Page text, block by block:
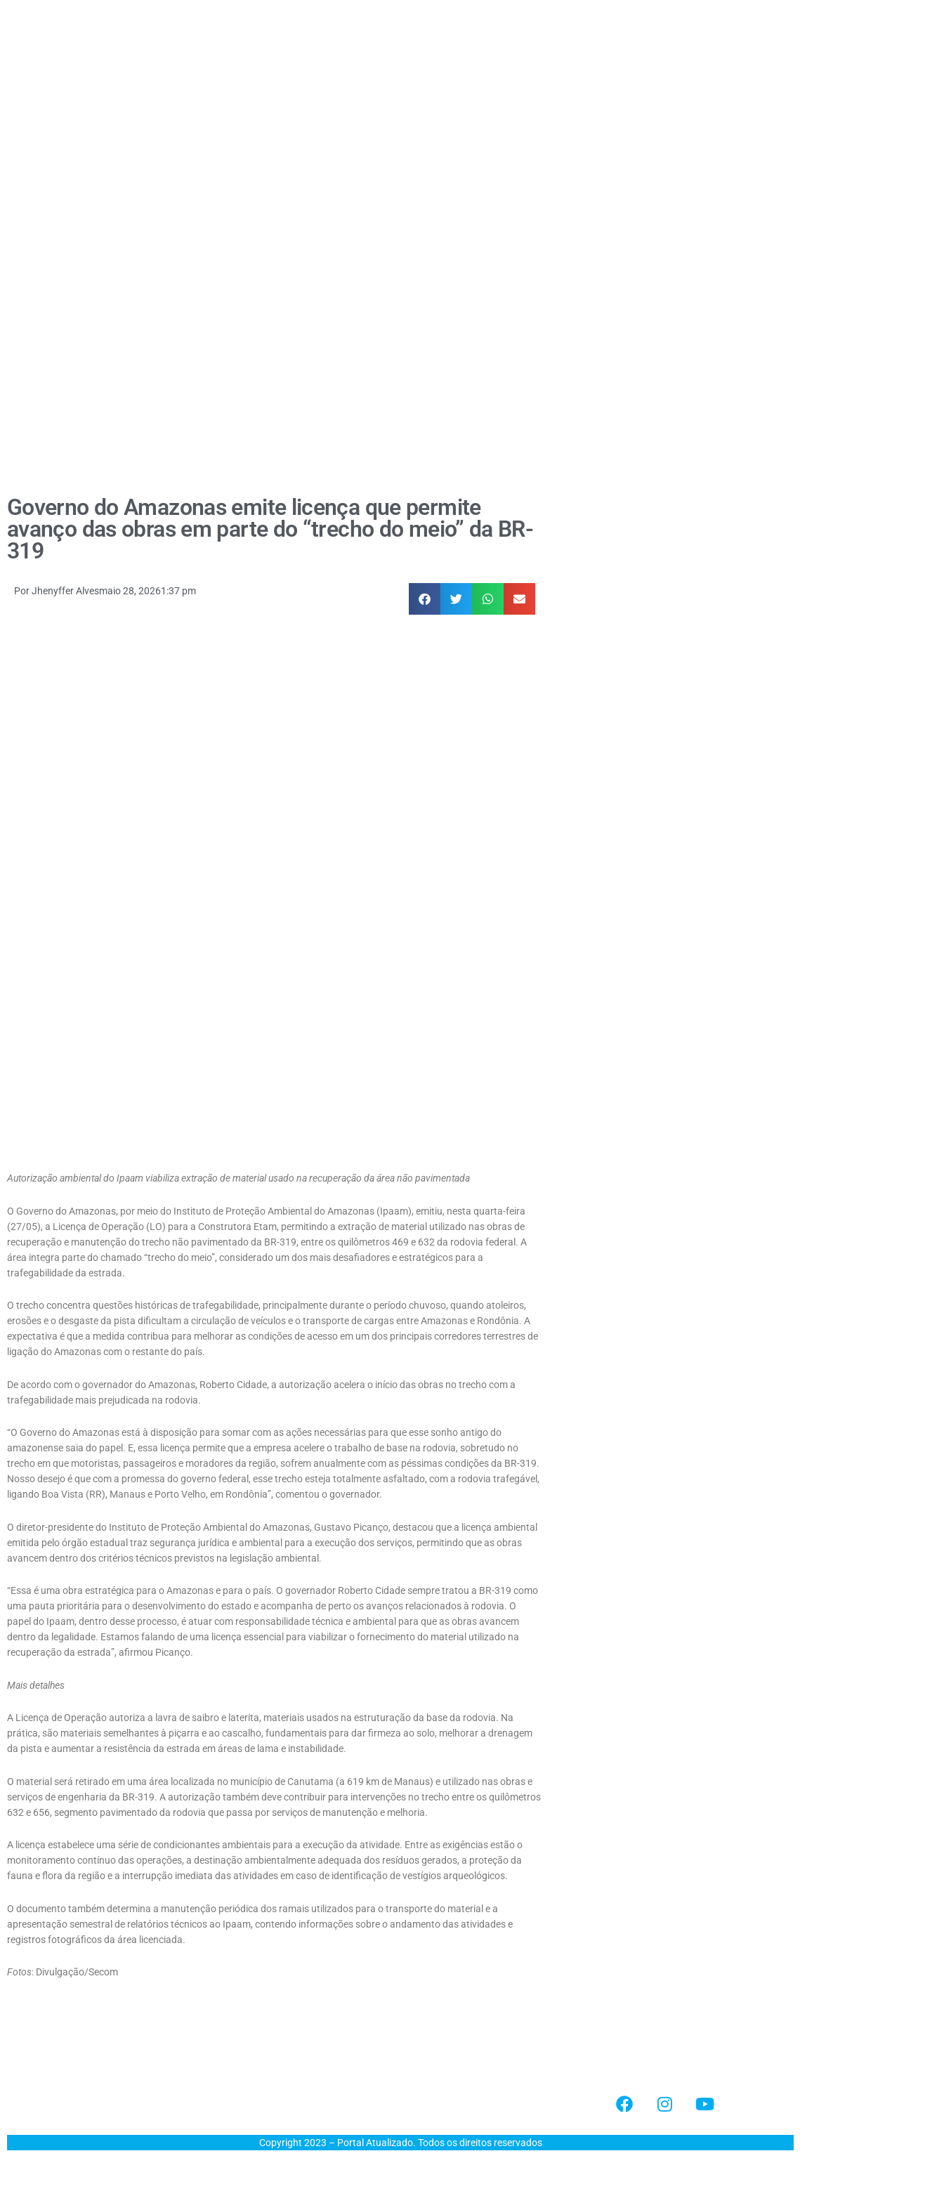
Governo do Amazonas emite licença que permite
avanço das obras em parte do “trecho do meio” da BR-
319
PorJhenyffer Alvesmaio 28, 20261:37 pm
Autorização ambiental do Ipaam viabiliza extração de material usado na recuperação da área não pavimentada
O Governo do Amazonas, por meio do Instituto de Proteção Ambiental do Amazonas (Ipaam), emitiu, nesta quarta-feira
(27/05), a Licença de Operação (LO) para a Construtora Etam, permitindo a extração de material utilizado nas obras de
recuperação e manutenção do trecho não pavimentado da BR-319, entre os quilômetros 469 e 632 da rodovia federal. A
área integra parte do chamado “trecho do meio”, considerado um dos mais desafiadores e estratégicos para a
trafegabilidade da estrada.
O trecho concentra questões históricas de trafegabilidade, principalmente durante o período chuvoso, quando atoleiros,
erosões e o desgaste da pista dificultam a circulação de veículos e o transporte de cargas entre Amazonas e Rondônia. A
expectativa é que a medida contribua para melhorar as condições de acesso em um dos principais corredores terrestres de
ligação do Amazonas com o restante do país.
De acordo com o governador do Amazonas, Roberto Cidade, a autorização acelera o início das obras no trecho com a
trafegabilidade mais prejudicada na rodovia.
“O Governo do Amazonas está à disposição para somar com as ações necessárias para que esse sonho antigo do
amazonense saia do papel. E, essa licença permite que a empresa acelere o trabalho de base na rodovia, sobretudo no
trecho em que motoristas, passageiros e moradores da região, sofrem anualmente com as péssimas condições da BR-319.
Nosso desejo é que com a promessa do governo federal, esse trecho esteja totalmente asfaltado, com a rodovia trafegável,
ligando Boa Vista (RR), Manaus e Porto Velho, em Rondônia”, comentou o governador.
O diretor-presidente do Instituto de Proteção Ambiental do Amazonas, Gustavo Picanço, destacou que a licença ambiental
emitida pelo órgão estadual traz segurança jurídica e ambiental para a execução dos serviços, permitindo que as obras
avancem dentro dos critérios técnicos previstos na legislação ambiental.
“Essa é uma obra estratégica para o Amazonas e para o país. O governador Roberto Cidade sempre tratou a BR-319 como
uma pauta prioritária para o desenvolvimento do estado e acompanha de perto os avanços relacionados à rodovia. O
papel do Ipaam, dentro desse processo, é atuar com responsabilidade técnica e ambiental para que as obras avancem
dentro da legalidade. Estamos falando de uma licença essencial para viabilizar o fornecimento do material utilizado na
recuperação da estrada”, afirmou Picanço.
Mais detalhes
A Licença de Operação autoriza a lavra de saibro e laterita, materiais usados na estruturação da base da rodovia. Na
prática, são materiais semelhantes à piçarra e ao cascalho, fundamentais para dar firmeza ao solo, melhorar a drenagem
da pista e aumentar a resistência da estrada em áreas de lama e instabilidade.
O material será retirado em uma área localizada no município de Canutama (a 619 km de Manaus) e utilizado nas obras e
serviços de engenharia da BR-319. A autorização também deve contribuir para intervenções no trecho entre os quilômetros
632 e 656, segmento pavimentado da rodovia que passa por serviços de manutenção e melhoria.
A licença estabelece uma série de condicionantes ambientais para a execução da atividade. Entre as exigências estão o
monitoramento contínuo das operações, a destinação ambientalmente adequada dos resíduos gerados, a proteção da
fauna e flora da região e a interrupção imediata das atividades em caso de identificação de vestígios arqueológicos.
O documento também determina a manutenção periódica dos ramais utilizados para o transporte do material e a
apresentação semestral de relatórios técnicos ao Ipaam, contendo informações sobre o andamento das atividades e
registros fotográficos da área licenciada.
Fotos: Divulgação/Secom
Copyright 2023 – Portal Atualizado. Todos os direitos reservados